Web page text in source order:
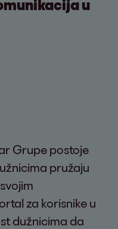
u
Grupe postoje
pružaju
za korisnike u
dužnicima da